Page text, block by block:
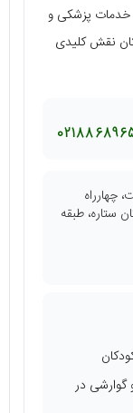
خدمات پزشکی و
نقش کلیدی
چهارراه
ستاره، طبقه
در